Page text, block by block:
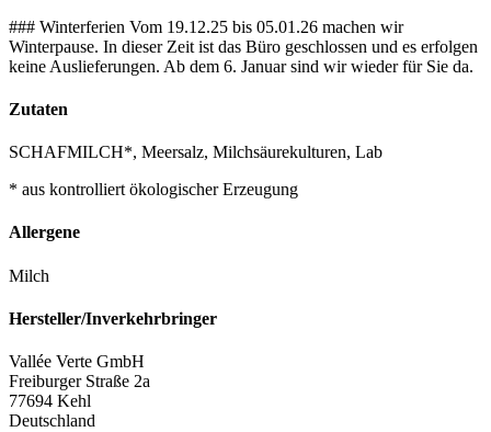
### Winterferien Vom 19.12.25 bis 05.01.26 machen wir
Winterpause. In dieser Zeit ist das Büro geschlossen und es erfolgen
keine Auslieferungen. Ab dem 6. Januar sind wir wieder für Sie da.
Zutaten
SCHAFMILCH*, Meersalz, Milchsäurekulturen, Lab
* aus kontrolliert ökologischer Erzeugung
Allergene
Milch
Hersteller/Inverkehrbringer
Vallée Verte GmbH
Freiburger Straße 2a
77694 Kehl
Deutschland